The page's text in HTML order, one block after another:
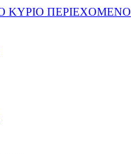
ΚΥΡΙΟ ΠΕΡΙΕΧΟΜΕΝΟ